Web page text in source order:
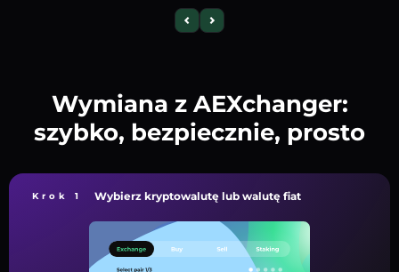
Wymiana z AEXchanger:
szybko, bezpiecznie, prosto
Krok 1 Wybierz kryptowalutę lub walutę fiat